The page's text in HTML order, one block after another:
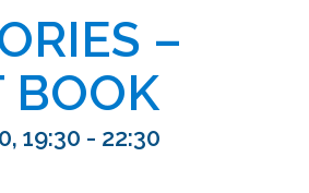
–
BOOK
19:30 - 22:30